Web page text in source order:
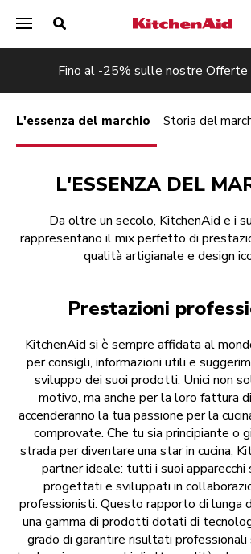
Fino al -25% sulle nostre Offerte
L'ESSENZA DEL
Da oltre un secolo, KitchenAid e i
rappresentano il mix perfetto di
qualità artigianale e design
L'essenza del marchio Storia del
Prestazioni
KitchenAid si è sempre affidata al
per consigli, informazioni utili e
sviluppo dei suoi prodotti. Unici non
motivo, ma anche per la loro fattura
accenderanno la tua passione per la
comprovate. Che tu sia principiante o
strada per diventare una star in cucina,
partner ideale: tutti i suoi apparecchi
progettati e sviluppati in
professionisti. Questo rapporto di lunga
una gamma di prodotti dotati di
grado di garantire risultati professionali